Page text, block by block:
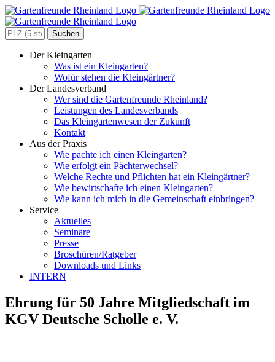
Zum
Inhalt
springen
Search
for:
Der Kleingarten
Was ist ein Kleingarten?
Wofür stehen die Kleingärtner?
Der Landesverband
Wer sind die Gartenfreunde Rheinland?
Leistungen des Landesverbands
Das Kleingartenwesen der Zukunft
Kontakt
Aus der Praxis
Wie pachte ich einen Kleingarten?
Wie erfolgt ein Pächterwechsel?
Welche Rechte und Pflichten hat ein Kleingärtner?
Wie bewirtschafte ich einen Kleingarten?
Wie kann ich mich in die Gemeinschaft einbringen?
Service
Aktuelles
Seminare
Presse
Broschüren/Ratgeber
Downloads und Links
INTERN
Ehrung für 50 Jahre Mitgliedschaft im
KGV Deutsche Scholle e. V.